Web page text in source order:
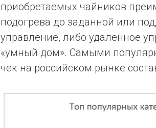
приобретаемых чайников
подогрева до заданной или
управление, либо удаленное
«умный дом». Самыми
чек на российском рынке